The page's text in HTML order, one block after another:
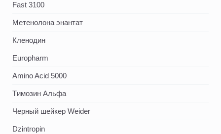
Fast 3100
Метенолона энантат
Кленодин
Europharm
Amino Acid 5000
Tимозин Альфа
Черный шейкер Weider
Dzintropin